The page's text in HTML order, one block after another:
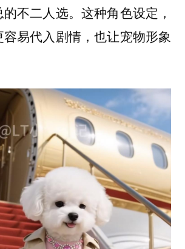
不二人选。这种角色设定，
易代入剧情，也让宠物形象